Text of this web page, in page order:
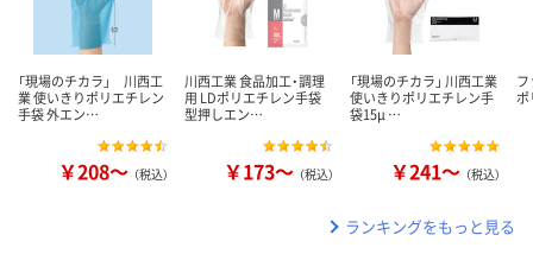
「現場のチカラ」 川西工
業 使いきりポリエチレン
手袋 外エン…
￥208～ （税込）
川西工業 食品加工・調理
用 LDポリエチレン手袋
型押しエン…
￥173～ （税込）
「現場のチカラ」 川西工業
使いきりポリエチレン手
袋15μ …
￥241～ （税込）
ポ
ランキングをもっと見る